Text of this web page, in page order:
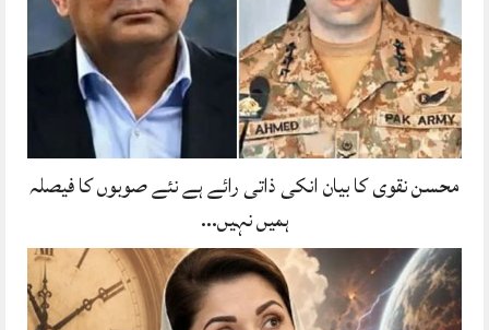
محسن نقوی کا بیان انکی ذاتی رائے ہے نئے صوبوں کا فیصلہ
ہمیں نہیں…